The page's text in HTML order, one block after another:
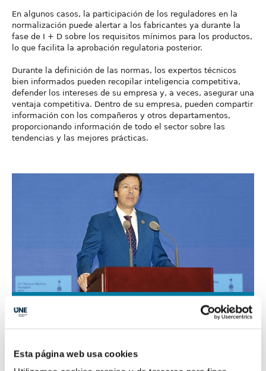
Esta página web usa cookies
En algunos casos, la participación de los reguladores en la
normalización puede alertar a los fabricantes ya durante la
fase de I + D sobre los requisitos mínimos para los productos,
lo que facilita la aprobación regulatoria posterior.
Durante la definición de las normas, los expertos técnicos
bien informados pueden recopilar inteligencia competitiva,
defender los intereses de su empresa y, a veces, asegurar una
ventaja competitiva. Dentro de su empresa, pueden compartir
información con los compañeros y otros departamentos,
proporcionando información de todo el sector sobre las
tendencias y las mejores prácticas.
ISO
de que las máquinas puedan